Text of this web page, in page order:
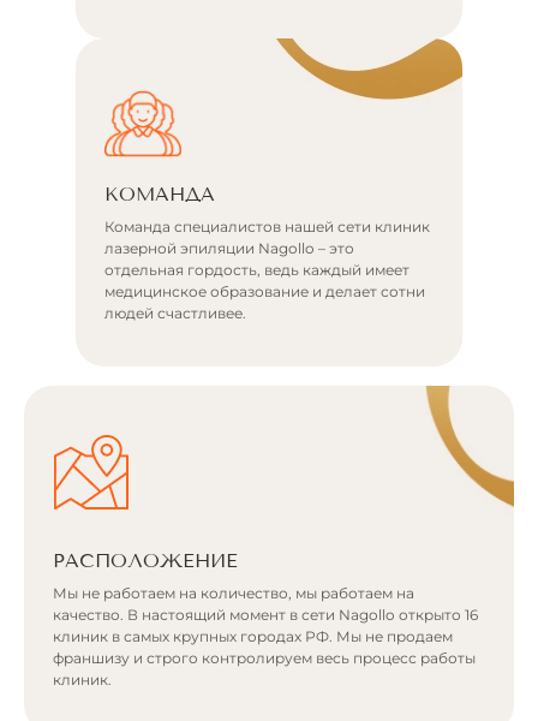
КОМАНДА
Команда специалистов нашей сети клиник
лазерной эпиляции Nagollo – это
отдельная гордость, ведь каждый имеет
медицинское образование и делает сотни
людей счастливее.
РАСПОЛОЖЕНИЕ
Мы не работаем на количество, мы работаем на
качество. В настоящий момент в сети Nagollo открыто 16
клиник в самых крупных городах РФ. Мы не продаем
франшизу и строго контролируем весь процесс работы
клиник.